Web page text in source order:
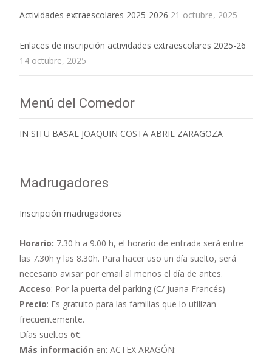
Actividades extraescolares 2025-2026 21 octubre, 2025
Enlaces de inscripción actividades extraescolares 2025-26
14 octubre, 2025
Menú del Comedor
IN SITU BASAL JOAQUIN COSTA ABRIL ZARAGOZA
Madrugadores
Inscripción madrugadores
Horario: 7.30 h a 9.00 h, el horario de entrada será entre
las 7.30h y las 8.30h. Para hacer uso un día suelto, será
necesario avisar por email al menos el día de antes.
Acceso: Por la puerta del parking (C/ Juana Francés)
Precio: Es gratuito para las familias que lo utilizan
frecuentemente.
Días sueltos 6€.
Más información en: ACTEX ARAGÓN: